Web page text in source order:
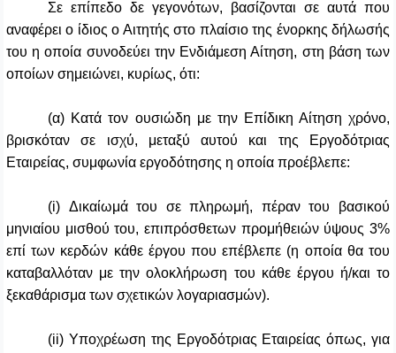
Σε επίπεδο δε γεγονότων, βασίζονται σε αυτά που
αναφέρει ο ίδιος ο Αιτητής στο πλαίσιο της ένορκης δήλωσής
του η οποία συνοδεύει την Ενδιάμεση Αίτηση, στη βάση των
οποίων σημειώνει, κυρίως, ότι:
(α) Κατά τον ουσιώδη με την Επίδικη Αίτηση χρόνο,
βρισκόταν σε ισχύ, μεταξύ αυτού και της Εργοδότριας
Εταιρείας, συμφωνία εργοδότησης η οποία προέβλεπε:
(i) Δικαίωμά του σε πληρωμή, πέραν του βασικού
μηνιαίου μισθού του, επιπρόσθετων προμήθειών ύψους 3%
επί των κερδών κάθε έργου που επέβλεπε (η οποία θα του
καταβαλλόταν με την ολοκλήρωση του κάθε έργου ή/και το
ξεκαθάρισμα των σχετικών λογαριασμών).
(ii) Υποχρέωση της Εργοδότριας Εταιρείας όπως, για